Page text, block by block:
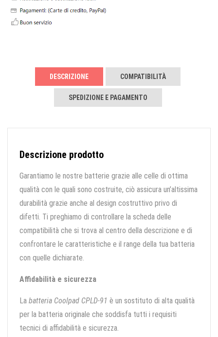
DESCRIZIONE COMPATIBILITÀ
SPEDIZIONE E PAGAMENTO
Descrizione prodotto
Garantiamo le nostre batterie grazie alle celle di ottima
qualità con le quali sono costruite, ciò assicura un’altissima
durabilità grazie anche al design costruttivo privo di
difetti. Ti preghiamo di controllare la scheda delle
compatibilità che si trova al centro della descrizione e di
confrontare le caratteristiche e il range della tua batteria
con quelle dichiarate.
Affidabilità e sicurezza
La batteria Coolpad CPLD-91 è un sostituto di alta qualità
per la batteria originale che soddisfa tutti i requisiti
tecnici di affidabilità e sicurezza.